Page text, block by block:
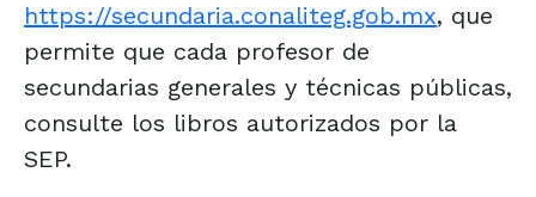
https://secundaria.conaliteg.gob.mx, que
permite que cada profesor de
secundarias generales y técnicas públicas,
consulte los libros autorizados por la
SEP.